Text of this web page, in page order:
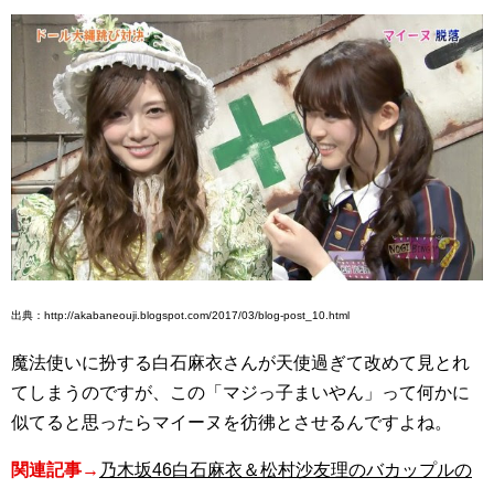
出典：http://akabaneouji.blogspot.com/2017/03/blog-post_10.html
魔法使いに扮する白石麻衣さんが天使過ぎて改めて見とれ
てしまうのですが、この「マジっ子まいやん」って何かに
似てると思ったらマイーヌを彷彿とさせるんですよね。
関連記事→ 乃木坂46白石麻衣＆松村沙友理のバカップルの